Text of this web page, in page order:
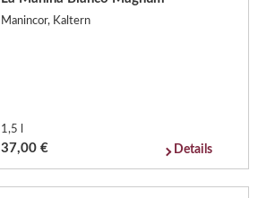
Manincor, Kaltern
1,5 l
37,00 € Details